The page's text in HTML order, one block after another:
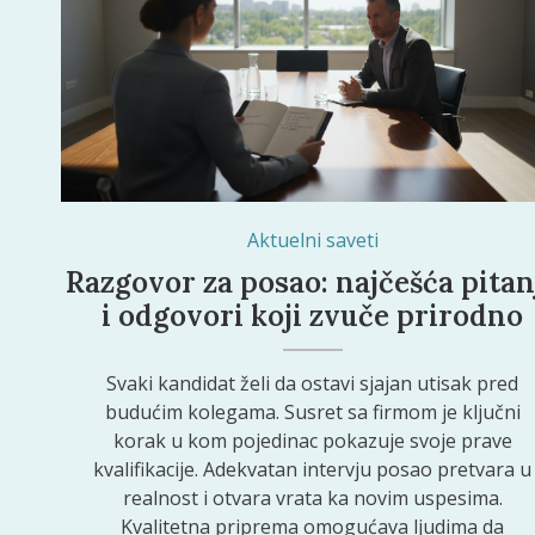
Aktuelni saveti
Razgovor za posao: najčešća
i odgovori koji zvuče prirodno
Svaki kandidat želi da ostavi sjajan utisak pred
budućim kolegama. Susret sa firmom je ključni
korak u kom pojedinac pokazuje svoje prave
kvalifikacije. Adekvatan intervju posao pretvara u
realnost i otvara vrata ka novim uspesima.
Kvalitetna priprema omogućava ljudima da